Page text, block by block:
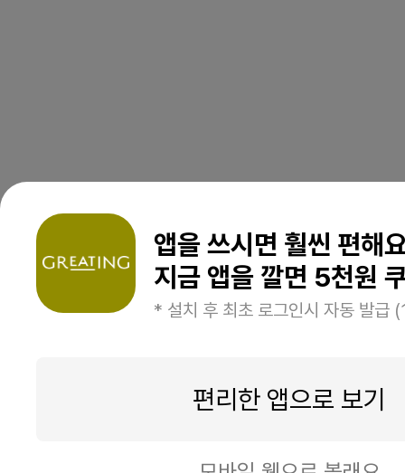
앱을 쓰시면 훨씬 편해
지금 앱을 깔면 5천원
* 설치 후 최초 로그인시 자동 발급
편리한 앱으로 보기